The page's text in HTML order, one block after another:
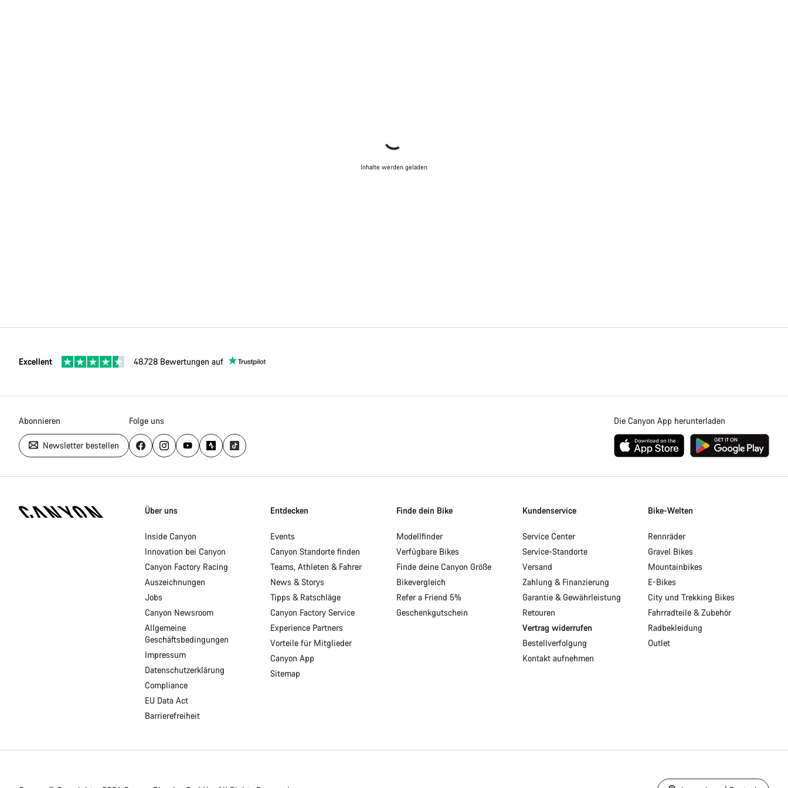
Inhalte werden geladen
Excellent 48.728 Bewertungen auf
Abonnieren
Newsletter bestellen
Folge uns Die Canyon App herunterladen
Homepage
Über uns
Inside Canyon
Innovation bei Canyon
Canyon Factory Racing
Auszeichnungen
Jobs
Canyon Newsroom
Allgemeine
Geschäftsbedingungen
Impressum
Datenschutzerklärung
Compliance
EU Data Act
Barrierefreiheit
Entdecken
Events
Canyon Standorte finden
Teams, Athleten & Fahrer
News & Storys
Tipps & Ratschläge
Canyon Factory Service
Experience Partners
Vorteile für Mitglieder
Canyon App
Sitemap
Finde dein Bike
Modellfinder
Verfügbare Bikes
Finde deine Canyon Größe
Bikevergleich
Refer a Friend 5%
Geschenkgutschein
Kundenservice
Service Center
Service-Standorte
Versand
Zahlung & Finanzierung
Garantie & Gewährleistung
Retouren
Vertrag widerrufen
Bestellverfolgung
Kontakt aufnehmen
Bike-Welten
Rennräder
Gravel Bikes
Mountainbikes
E-Bikes
City und Trekking Bikes
Fahrradteile & Zubehör
Radbekleidung
Outlet